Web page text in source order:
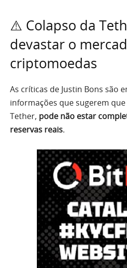
⚠️ Colapso da
devastar o
criptomoedas
As críticas de Justin Bons são
informações que sugerem que
Tether, pode não estar
reservas reais.